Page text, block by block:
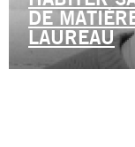
DE
LAUREAU